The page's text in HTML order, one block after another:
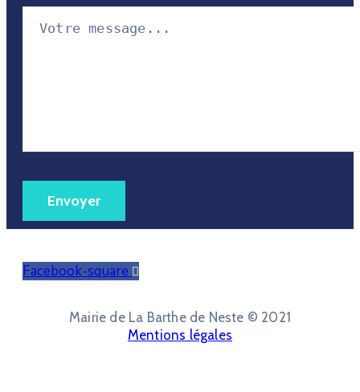
Facebook-square
Mairie de La Barthe de Neste © 2021
Mentions légales